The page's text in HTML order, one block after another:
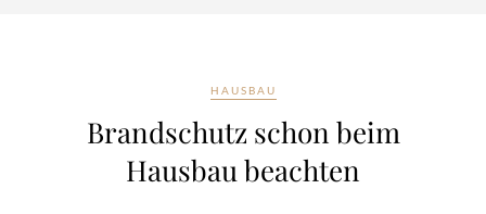
HAUSBAU
Brandschutz schon beim
Hausbau beachten